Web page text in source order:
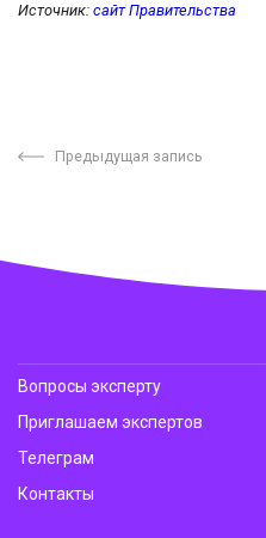
Источник: сайт Правительства
Предыдущая запись
Вопросы эксперту
Приглашаем экспертов
Телеграм
Контакты